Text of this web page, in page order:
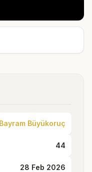
Bayram Büyükoruç
44
28 Feb 2026